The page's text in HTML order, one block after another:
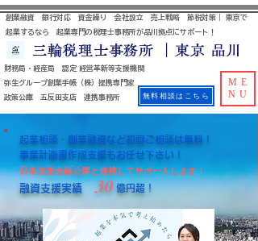
財務局・経産局 認定 経営革新等支援機関
​ 弥生グループ創業手帳（株）提携専門家
政策公庫 五反田支店 連携事務所
創業融資 銀行対応 資金繰り 会社設立 売上戦略 節税対策｜ 東京で
起業するなら 起業専門の税理士事務所が品川拠点にサポート！
三輪税理士事務所 ｜東京 品川
無料相談はこちら
ME
NU
起業相談・創業融資など初回ご相談は無料！
事業計画書作成支援もお任せ下さい
日本政策金融公庫と連携してサポートします！
融資支援実績 30 億円超！